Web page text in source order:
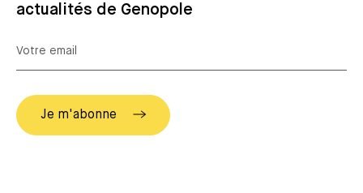
actualités de Genopole